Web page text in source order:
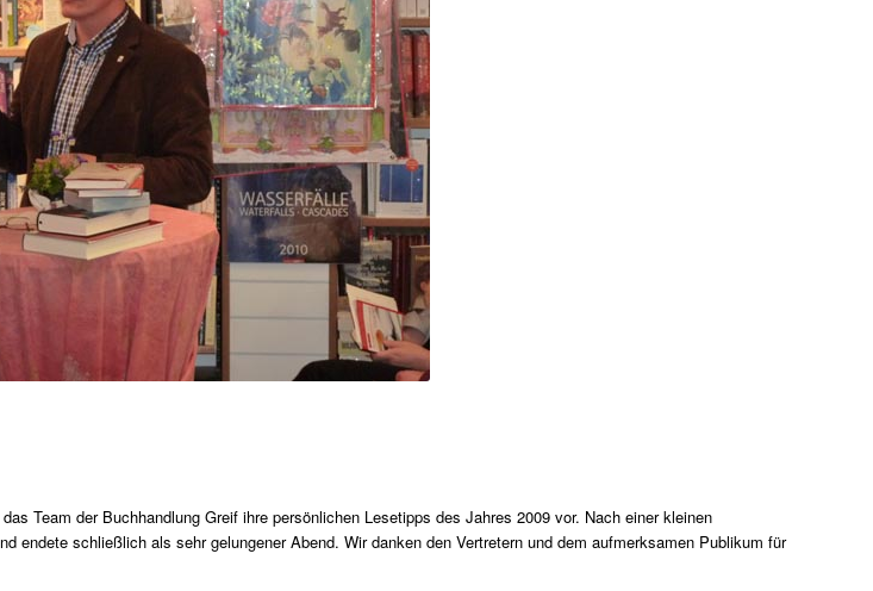
Team der Buchhandlung Greif ihre persönlichen Lesetipps des Jahres 2009 vor. Nach einer kleinen
endete schließlich als sehr gelungener Abend. Wir danken den Vertretern und dem aufmerksamen Publikum für